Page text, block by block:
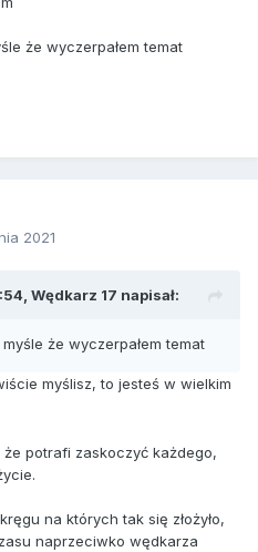
że wyczerpałem temat
2021
Wędkarz 17 napisał:
że wyczerpałem temat
myślisz, to jesteś w wielkim
potrafi zaskoczyć każdego,
na których tak się złożyło,
naprzeciwko wędkarza